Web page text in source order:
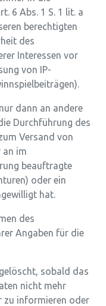
6 Abs. 1 S. 1 lit. a
berechtigten
des
Interessen vor
von IP-
dann an andere
Durchführung des
Versand von
an im
beauftragte
oder ein
hat.
des
Angaben für die
sobald das
nicht mehr
zu informieren oder